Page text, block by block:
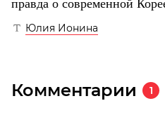
Юлия Ионина
Комментарии 1